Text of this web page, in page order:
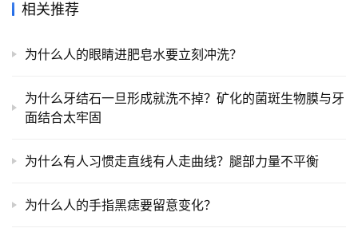
相关推荐
为什么人的眼睛进肥皂水要立刻冲洗？
为什么牙结石一旦形成就洗不掉？矿化的菌斑生物膜与牙
面结合太牢固
为什么有人习惯走直线有人走曲线？腿部力量不平衡
为什么人的手指黑痣要留意变化？